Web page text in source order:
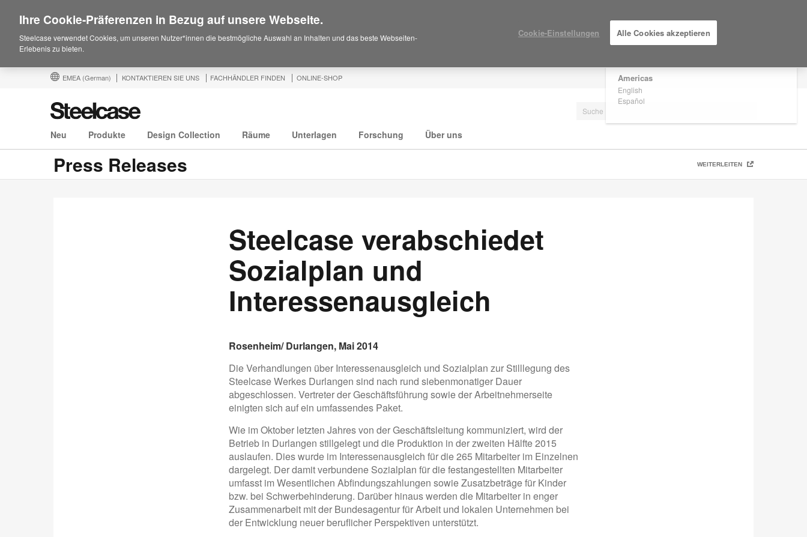
Are you in United States?
Americas
English
Español
EMEA (German) KONTAKTIEREN SIE UNS FACHHÄNDLER FINDEN ONLINE-SHOP
Neu Produkte Design Collection Räume Unterlagen Forschung Über uns
Press Releases WEITERLEITEN
Steelcase verabschiedet
Sozialplan und
Interessenausgleich
Rosenheim/ Durlangen, Mai 2014
Die Verhandlungen über Interessenausgleich und Sozialplan zur Stilllegung des
Steelcase Werkes Durlangen sind nach rund siebenmonatiger Dauer
abgeschlossen. Vertreter der Geschäftsführung sowie der Arbeitnehmerseite
einigten sich auf ein umfassendes Paket.
Wie im Oktober letzten Jahres von der Geschäftsleitung kommuniziert, wird der
Betrieb in Durlangen stillgelegt und die Produktion in der zweiten Hälfte 2015
auslaufen. Dies wurde im Interessenausgleich für die 265 Mitarbeiter im Einzelnen
dargelegt. Der damit verbundene Sozialplan für die festangestellten Mitarbeiter
umfasst im Wesentlichen Abfindungszahlungen sowie Zusatzbeträge für Kinder
bzw. bei Schwerbehinderung. Darüber hinaus werden die Mitarbeiter in enger
Zusammenarbeit mit der Bundesagentur für Arbeit und lokalen Unternehmen bei
der Entwicklung neuer beruflicher Perspektiven unterstützt.
Ihre Cookie-Präferenzen in Bezug auf unsere Webseite.
Steelcase verwendet Cookies, um unseren Nutzer*innen die bestmögliche Auswahl an Inhalten und das beste Webseiten-
Erlebenis zu bieten.
Cookie-Einstellungen Alle Cookies akzeptieren